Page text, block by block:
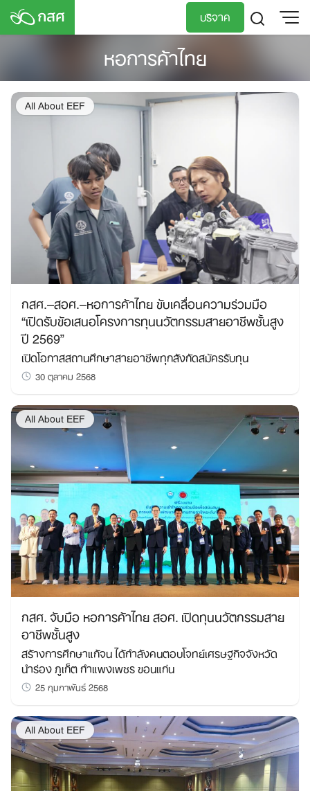
Skip
บริจาค
หอการค้าไทย
All About EEF
กสศ.–สอศ.–หอการค้าไทย ขับเคลื่อนความร่วมมือ
“เปิดรับข้อเสนอโครงการทุนนวัตกรรมสายอาชีพชั้นสูง
ปี 2569”
เปิดโอกาสสถานศึกษาสายอาชีพทุกสังกัดสมัครรับทุน
30 ตุลาคม 2568
All About EEF
กสศ. จับมือ หอการค้าไทย สอศ. เปิดทุนนวัตกรรมสาย
อาชีพชั้นสูง
สร้างการศึกษาแก้จน ได้กำลังคนตอบโจทย์เศรษฐกิจจังหวัด
นำร่อง ภูเก็ต กำแพงเพชร ขอนแก่น
25 กุมภาพันธ์ 2568
All About EEF